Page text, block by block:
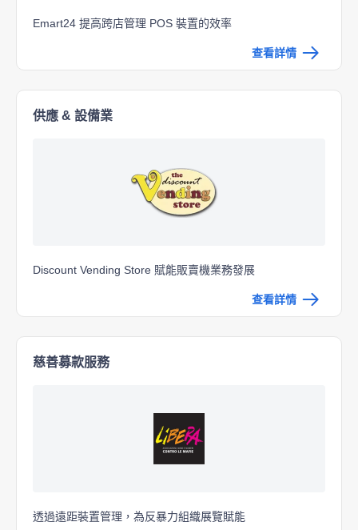
Emart24 提高跨店管理 POS 裝置的效率
查看詳情
供應 & 設備業
Discount Vending Store 賦能販賣機業務發展
查看詳情
慈善募款服務
透過遠距裝置管理，為反暴力組織展覽賦能